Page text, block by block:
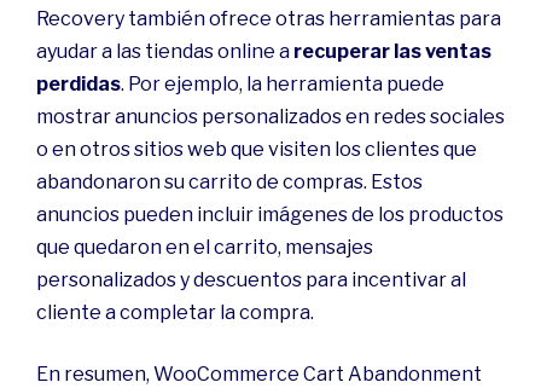
Recovery también ofrece otras herramientas para
ayudar a las tiendas online a recuperar las ventas
perdidas. Por ejemplo, la herramienta puede
mostrar anuncios personalizados en redes sociales
o en otros sitios web que visiten los clientes que
abandonaron su carrito de compras. Estos
anuncios pueden incluir imágenes de los productos
que quedaron en el carrito, mensajes
personalizados y descuentos para incentivar al
cliente a completar la compra.
En resumen, WooCommerce Cart Abandonment